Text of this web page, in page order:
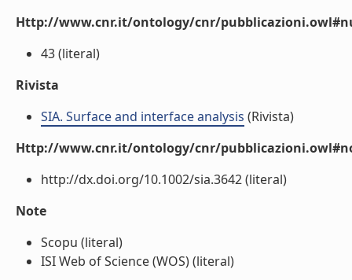
Http://www.cnr.it/ontology/cnr/
43 (literal)
Rivista
SIA. Surface and interface analysis (Rivista)
Http://www.cnr.it/ontology/cnr/
http://dx.doi.org/10.1002/sia.3642 (literal)
Note
Scopu (literal)
ISI Web of Science (WOS) (literal)